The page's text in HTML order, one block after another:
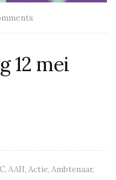
12 mei
, AAII, Actie, Ambtenaar,